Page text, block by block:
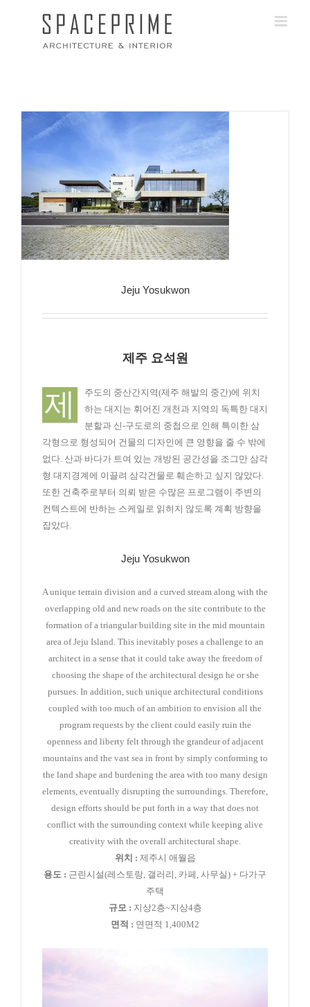
Jeju Yosukwon
제주 요석원
제
주도의 중산간지역(제주 해발의 중간)에 위치
하는 대지는 휘어진 개천과 지역의 독특한 대지
분할과 신-구도로의 중첩으로 인해 특이한 삼
각형으로 형성되어 건물의 디자인에 큰 영향을 줄 수 밖에
없다. 산과 바다가 트여 있는 개방된 공간성을 조그만 삼각
형 대지경계에 이끌려 삼각건물로 훼손하고 싶지 않았다.
또한 건축주로부터 의뢰 받은 수많은 프로그램이 주변의
컨텍스트에 반하는 스케일로 읽히지 않도록 계획 방향을
잡았다.
Jeju Yosukwon
A unique terrain division and a curved stream along with the
overlapping old and new roads on the site contribute to the
formation of a triangular building site in the mid mountain
area of Jeju Island. This inevitably poses a challenge to an
architect in a sense that it could take away the freedom of
choosing the shape of the architectural design he or she
pursues. In addition, such unique architectural conditions
coupled with too much of an ambition to envision all the
program requests by the client could easily ruin the
openness and liberty felt through the grandeur of adjacent
mountains and the vast sea in front by simply conforming to
the land shape and burdening the area with too many design
elements, eventually disrupting the surroundings. Therefore,
design efforts should be put forth in a way that does not
conflict with the surrounding context while keeping alive
creativity with the overall architectural shape.
위치 : 제주시 애월읍
용도 : 근린시설(레스토랑, 갤러리, 카페, 사무실) + 다가구
주택
규모 : 지상2층~지상4층
면적 : 연면적 1,400M2